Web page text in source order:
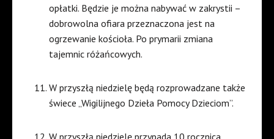
opłatki. Będzie je można nabywać w zakrystii –
dobrowolna ofiara przeznaczona jest na
ogrzewanie kościoła. Po prymarii zmiana
tajemnic różańcowych.
W przyszłą niedzielę będą rozprowadzane także
świece „Wigilijnego Dzieła Pomocy Dzieciom”.